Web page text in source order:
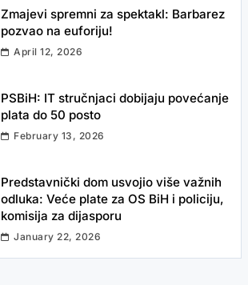
Zmajevi spremni za spektakl: Barbarez
pozvao na euforiju!
April 12, 2026
PSBiH: IT stručnjaci dobijaju povećanje
plata do 50 posto
February 13, 2026
Predstavnički dom usvojio više važnih
odluka: Veće plate za OS BiH i policiju,
komisija za dijasporu
January 22, 2026